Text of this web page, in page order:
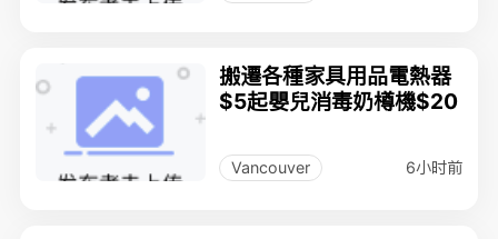
搬遷各種家具用品電熱器
$5起嬰兒消毒奶樽機$20
Vancouver 6小时前